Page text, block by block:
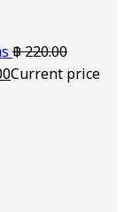
฿220.00
Current price